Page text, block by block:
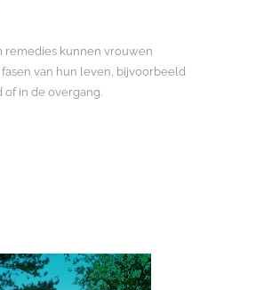
remedies kunnen vrouwen
van hun leven, bijvoorbeeld
of in de overgang.